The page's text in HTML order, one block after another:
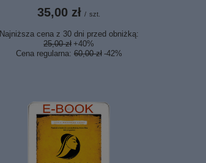
35,00 zł / szt.
Najniższa cena z 30 dni przed obniżką:
25,00 zł +40%
Cena regularna: 60,00 zł -42%